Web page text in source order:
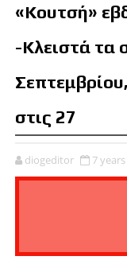
«Κουτσή»
-Κλειστά τα
στις 27
diogeditor 7